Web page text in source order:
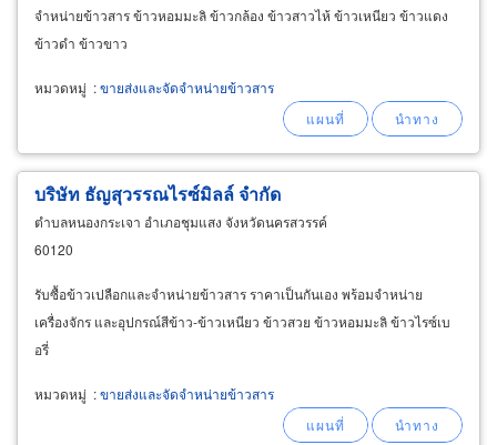
จำหน่ายข้าวสาร ข้าวหอมมะลิ ข้าวกล้อง ข้าวสาวไห้ ข้าวเหนียว ข้าวแดง
ข้าวดำ ข้าวขาว
หมวดหมู่ :ขายส่งและจัดจำหน่ายข้าวสาร
บริษัท ธัญสุวรรณไรซ์มิลล์ จำกัด
ตำบลหนองกระเจา อำเภอชุมแสง จังหวัดนครสวรรค์
60120
รับซื้อข้าวเปลือกและจำหน่ายข้าวสาร ราคาเป็นกันเอง พร้อมจำหน่าย
เครื่องจักร และอุปกรณ์สีข้าว-ข้าวเหนียว ข้าวสวย ข้าวหอมมะลิ ข้าวไรซ์เบ
อรี่
หมวดหมู่ :ขายส่งและจัดจำหน่ายข้าวสาร